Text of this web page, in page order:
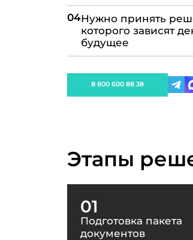
04Нужно принять
которого зависят
будущее
8 800 600 88 38
Этапы
01
Подготовка пакета
документов